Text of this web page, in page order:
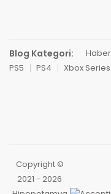
Blog Kategori:
PS5
PS4 Xbox
Copyright ©
2021 - 2026